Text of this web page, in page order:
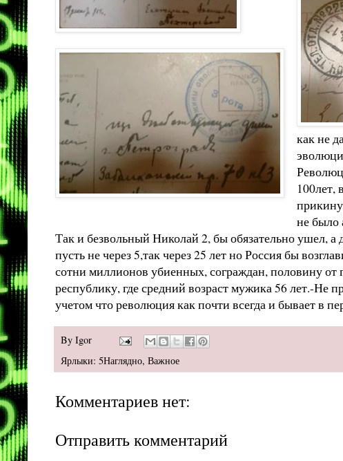
как не
100лет,
не было
Так и безвольный Николай 2, бы обязательно ушел, а
пусть не через 5,так через 25 лет но Россия бы
сотни миллионов убиенных, сограждан, половину от
республику, где средний возраст мужика 56 лет.-Не
учетом что революция как почти всегда и бывает в
By Igor
Ярлыки: 5Наглядно, Важное
Комментариев нет:
Отправить комментарий